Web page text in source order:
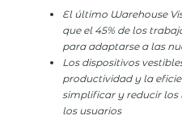
El último Warehouse
que el 45% de los
para adaptarse a las
Los dispositivos
productividad y la
simplificar y reducir los
los usuarios